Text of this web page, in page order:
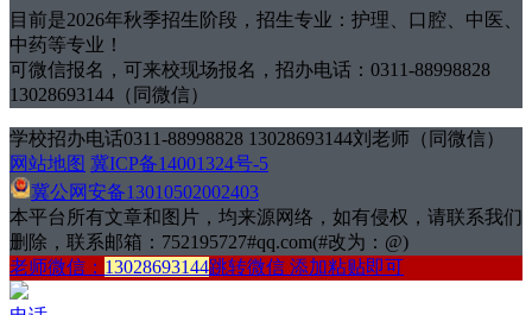
目前是2026年秋季招生阶段，招生专业：护理、口腔、中医、
中药等专业！
可微信报名，可来校现场报名，招办电话：0311-88998828
13028693144（同微信）
学校招办电话0311-88998828 13028693144刘老师（同微信）
网站地图 冀ICP备14001324号-5
冀公网安备13010502002403
本平台所有文章和图片，均来源网络，如有侵权，请联系我们
删除，联系邮箱：752195727#qq.com(#改为：@)
老师微信： 13028693144跳转微信 添加粘贴即可